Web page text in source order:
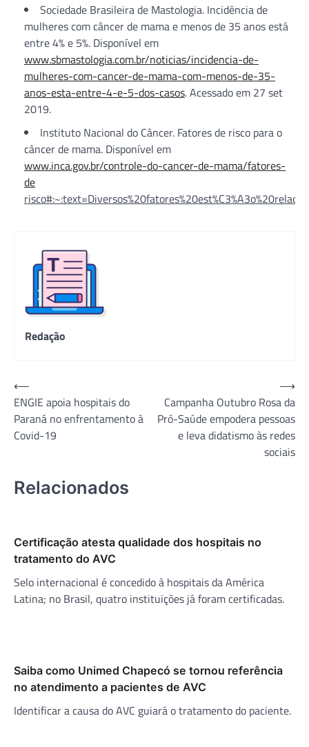
Sociedade Brasileira de Mastologia. Incidência de
mulheres com câncer de mama e menos de 35 anos está
entre 4% e 5%. Disponível em
www.sbmastologia.com.br/noticias/incidencia-de-
mulheres-com-cancer-de-mama-com-menos-de-35-
anos-esta-entre-4-e-5-dos-casos. Acessado em 27 set
2019.
Instituto Nacional do Câncer. Fatores de risco para o
câncer de mama. Disponível em
www.inca.gov.br/controle-do-cancer-de-mama/fatores-
de
Redação
Navegação
de
Post
⟵
ENGIE apoia hospitais do
Paraná no enfrentamento à
Covid-19
Campanha Outubro Rosa da
Pró-Saúde empodera pessoas
e leva didatismo às redes
sociais
⟶
Relacionados
Certificação atesta qualidade dos hospitais no
tratamento do AVC
Selo internacional é concedido à hospitais da América
Latina; no Brasil, quatro instituições já foram certificadas.
Saiba como Unimed Chapecó se tornou referência
no atendimento a pacientes de AVC
Identificar a causa do AVC guiará o tratamento do paciente.